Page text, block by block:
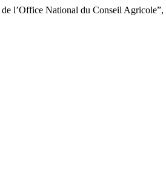
l’Office National du Conseil Agricole”,